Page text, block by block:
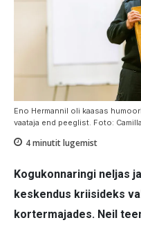
Eno Hermannil oli kaasas
vaataja end peeglist. Foto:
4minutit lugemist
Kogukonnaringi neljas
keskendus kriisideks
kortermajades. Neil